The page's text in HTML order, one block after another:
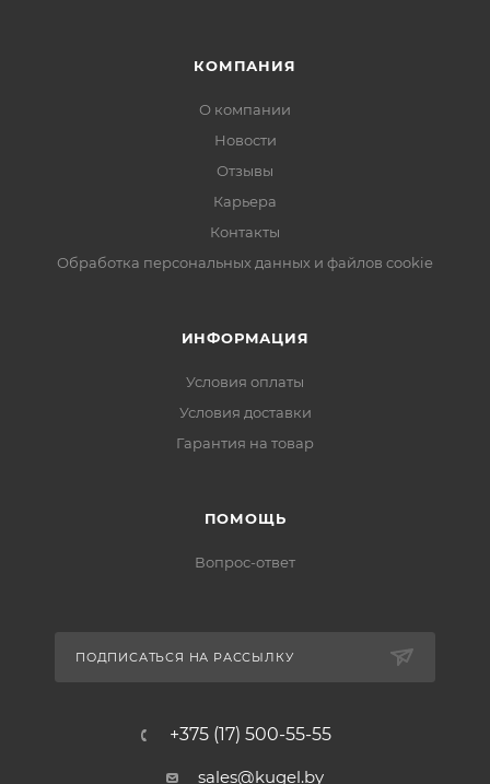
КОМПАНИЯ
О компании
Новости
Отзывы
Карьера
Контакты
Обработка персональных данных и файлов cookie
ИНФОРМАЦИЯ
Условия оплаты
Условия доставки
Гарантия на товар
ПОМОЩЬ
Вопрос-ответ
ПОДПИСАТЬСЯ НА РАССЫЛКУ
+375 (17) 500-55-55
sales@kugel.by